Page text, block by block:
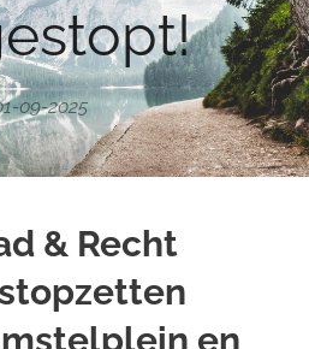
09-2025
& Recht
en